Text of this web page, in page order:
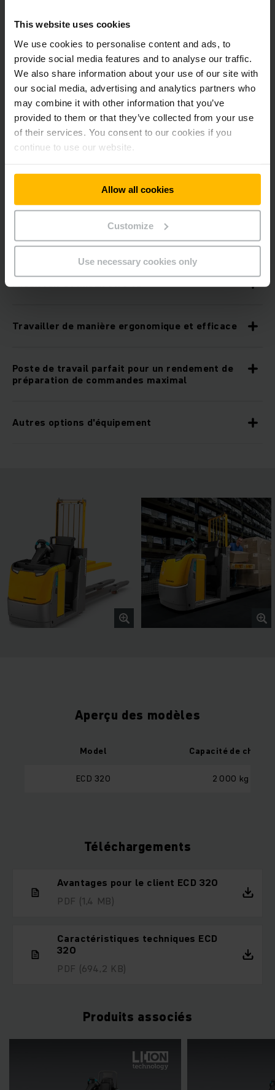
This website uses cookies
We use cookies to personalise content and ads, to
provide social media features and to analyse our traffic.
We also share information about your use of our site with
our social media, advertising and analytics partners who
may combine it with other information that you’ve
provided to them or that they’ve collected from your use
of their services. You consent to our cookies if you
continue to use our website.
Allow all cookies
Customize
Use necessary cookies only
Concept d'entraînement performant et
Longues durées d’utilisation avec une batterie
plomb-acide
Disponible avec la technologie lithium-ions
Construction robuste pour les applications les
Instrument d'affichage et de réglage central
offrant un aperçu complet
Mieux voir et mieux être vu
Travailler de manière ergonomique et efficace
Poste de travail parfait pour un rendement de
préparation de commandes maximal
Autres options d'équipement
Aperçu des modèles
Model Capacité de charge
ECD 320 2 000 kg
Téléchargements
Avantages pour le client ECD 320
PDF (1,4 MB)
Caractéristiques techniques ECD
320
PDF (694,2 KB)
Produits associés